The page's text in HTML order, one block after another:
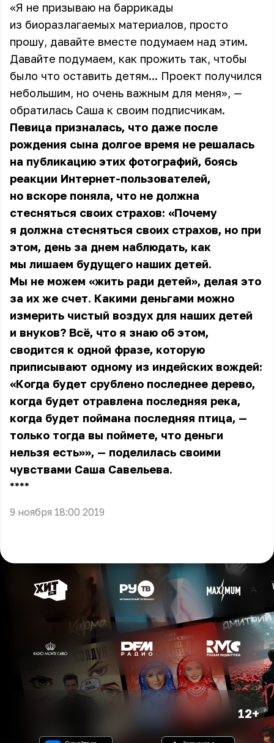
«Я не призываю на баррикады
из биоразлагаемых материалов, просто
прошу, давайте вместе подумаем над этим.
Давайте подумаем, как прожить так, чтобы
было что оставить детям... Проект получился
небольшим, но очень важным для меня», —
обратилась Саша к своим подписчикам.
Певица призналась, что даже после
рождения сына долгое время не решалась
на публикацию этих фотографий, боясь
реакции Интернет-пользователей,
но вскоре поняла, что не должна
стесняться своих страхов: «Почему
я должна стесняться своих страхов, но при
этом, день за днем наблюдать, как
мы лишаем будущего наших детей.
Мы не можем «жить ради детей», делая это
за их же счет. Какими деньгами можно
измерить чистый воздух для наших детей
и внуков? Всё, что я знаю об этом,
сводится к одной фразе, которую
приписывают одному из индейских вождей:
«Когда будет срублено последнее дерево,
когда будет отравлена последняя река,
когда будет поймана последняя птица, —
только тогда вы поймете, что деньги
нельзя есть»», — поделилась своими
чувствами Саша Савельева.
** **
9 ноября 18:00 2019
12+